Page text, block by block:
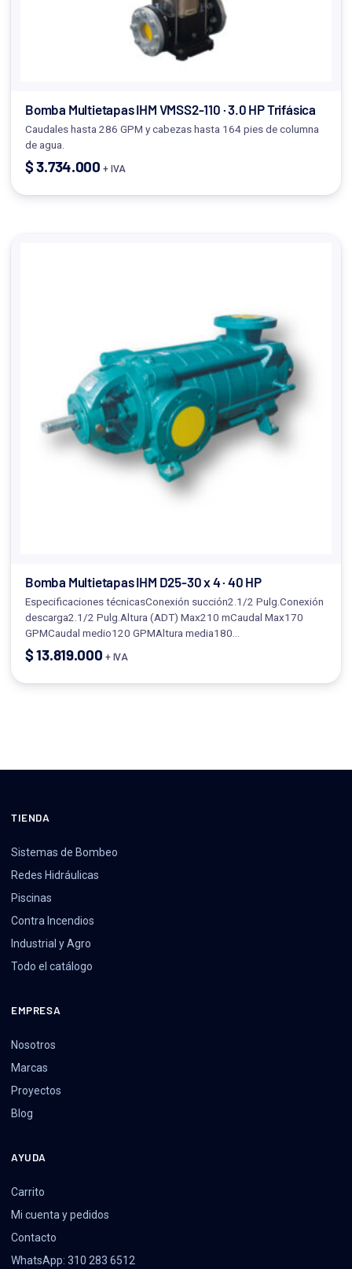
Bomba Multietapas IHM VMSS2-110 · 3.0 HP Trifásica
Caudales hasta 286 GPM y cabezas hasta 164 pies de columna
de agua.
$3.734.000 + IVA
Bomba Multietapas IHM D25-30 x 4 · 40 HP
Especificaciones técnicasConexión succión2.1/2 Pulg.Conexión
descarga2.1/2 Pulg.Altura (ADT) Max210 mCaudal Max170
GPMCaudal medio120 GPMAltura media180…
$13.819.000 + IVA
TIENDA
Sistemas de Bombeo
Redes Hidráulicas
Piscinas
Contra Incendios
Industrial y Agro
Todo el catálogo
EMPRESA
Nosotros
Marcas
Proyectos
Blog
AYUDA
Carrito
Mi cuenta y pedidos
Contacto
WhatsApp: 310 283 6512